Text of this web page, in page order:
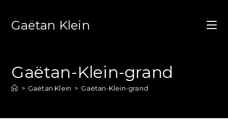
Gaëtan Klein
Gaëtan-Klein-grand
> Gaëtan Klein > Gaëtan-Klein-grand